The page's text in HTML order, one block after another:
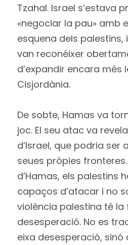
Tzahal. Israel s’estava
«negociar la pau» amb
esquena dels palestins,
van reconéixer
d’expandir encara més
Cisjordània.
De sobte, Hamas va
joc. El seu atac va
d’Israel, que podria ser
seues pròpies
d’Hamas, els palestins
capaços d’atacar i no
violència palestina té la
desesperació. No es
eixa desesperació, sinó